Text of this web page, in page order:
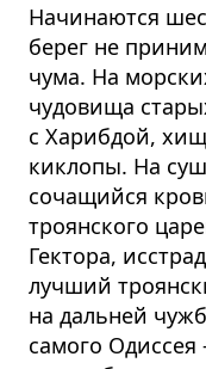
Начинаются
берег не
чума. На
чудовища
с Харибдой,
киклопы. На
сочащийся
троянского
Гектора,
лучший
на дальней
самого